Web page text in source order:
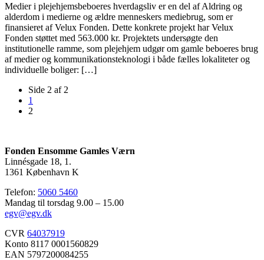
Medier i plejehjemsbeboeres hverdagsliv er en del af Aldring og
alderdom i medierne og ældre menneskers mediebrug, som er
finansieret af Velux Fonden. Dette konkrete projekt har Velux
Fonden støttet med 563.000 kr. Projektets undersøgte den
institutionelle ramme, som plejehjem udgør om gamle beboeres brug
af medier og kommunikationsteknologi i både fælles lokaliteter og
individuelle boliger: […]
Page
navigation
Side 2 af 2
page
1
Nuværende
2
Fonden Ensomme Gamles Værn
Linnésgade 18, 1.
1361 København K
Telefon: 5060 5460
Mandag til torsdag 9.00 – 15.00
egv@egv.dk
CVR 64037919
Konto 8117 0001560829
EAN 5797200084255